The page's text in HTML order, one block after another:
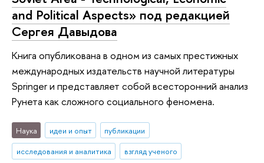
and Political Aspects» под редакцией
Сергея Давыдова
Книга опубликована в одном из самых престижных
международных издательств научной литературы
Springer и представляет собой всесторонний анализ
Рунета как сложного социального феномена.
Наука идеи и опыт
публикации
исследования и аналитика
взгляд ученого